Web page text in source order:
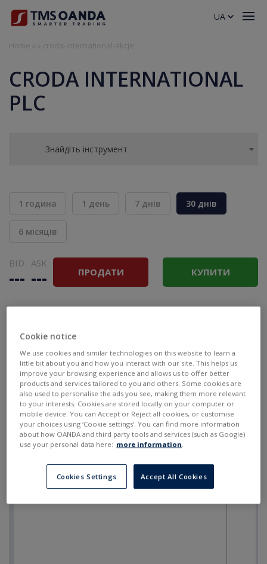
CRODA INTERNATIONAL
PLC
Знайдіть інструмент
1 година 1 день 7 днів 30 днів
6 місяців
BID
---
ASK
--- ПРОДАТИ КУПИТИ
UA
Cookie notice
We use cookies and similar technologies on this website to learn a
little bit about you and how you interact with our site. This helps us
improve your browsing experience and allows us to offer better
products and services tailored to you and others. Some cookies are
also used to personalise the ads you see, making them more relevant
to your interests. Cookies are stored locally on your computer or
mobile device. You can Accept or Reject all cookies, or customise
your choices using ‘Cookie settings’. You can find more information
about how OANDA and third party tools and services (such as Google)
use your personal data here: more information.
Cookies Settings Accept All Cookies